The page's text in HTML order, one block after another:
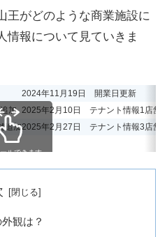
王がどのような商業施設に
情報について見ていきま
2024年11月19日 開業日更新
加 2025年2月10日 テナント情報1店舗
追加2025年2月27日 テナント情報3店舗
ルできます
観は？